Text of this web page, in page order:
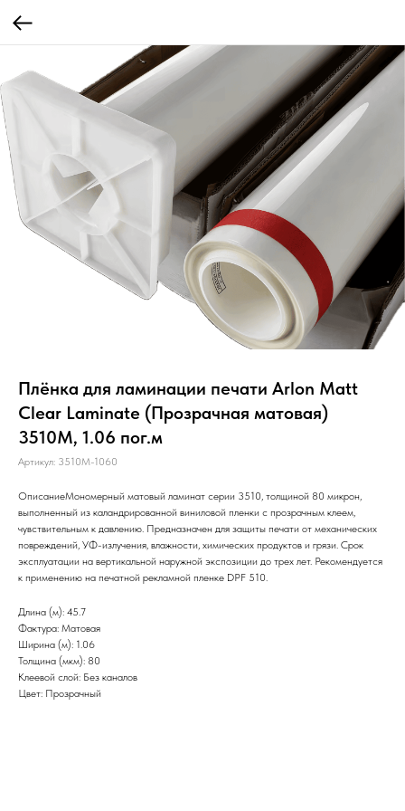
Плёнка для ламинации печати Arlon Matt
Clear Laminate (Прозрачная матовая)
3510M, 1.06 пог.м
Артикул: 3510M-1060
ОписаниеМономерный матовый ламинат серии 3510, толщиной 80 микрон,
выполненный из каландрированной виниловой пленки с прозрачным клеем,
чувствительным к давлению. Предназначен для защиты печати от механических
повреждений, УФ-излучения, влажности, химических продуктов и грязи. Срок
эксплуатации на вертикальной наружной экспозиции до трех лет. Рекомендуется
к применению на печатной рекламной пленке DPF 510.
Длина (м): 45.7
Фактура: Матовая
Ширина (м): 1.06
Толщина (мкм): 80
Клеевой слой: Без каналов
Цвет: Прозрачный